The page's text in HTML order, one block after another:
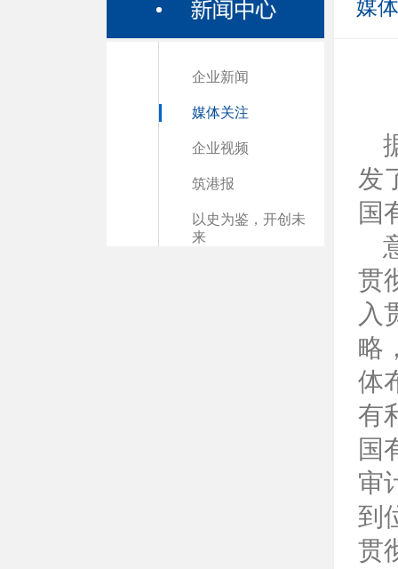
企业新闻
媒体关注
企业视频
筑港报
以史为鉴，开创未
来
媒
发
国
贯
入
略
体
有
国
审
到
贯